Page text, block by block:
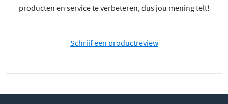
producten en service te verbeteren, dus jou mening telt!
Schrijf een productreview